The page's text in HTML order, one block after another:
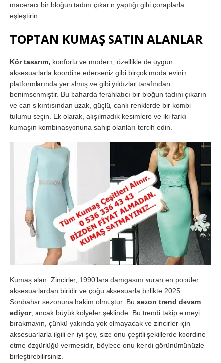
maceracı bir bloğun tadını çıkarın yaptığı gibi çoraplarla
eşleştirin.
TOPTAN KUMAŞ SATIN ALANLAR
Kör tasarım, konforlu ve modern, özellikle de uygun
aksesuarlarla koordine ederseniz gibi birçok moda evinin
platformlarında yer almış ve gibi yıldızlar tarafından
benimsenmiştir. Bu baharda ferahlatıcı bir bloğun tadını çıkarın
ve can sıkıntısından uzak, güçlü, canlı renklerde bir kombi
tulumu seçin. Ek olarak, alışılmadık kesimlere ve iki farklı
kumaşın kombinasyonuna sahip olanları tercih edin.
Kumaş alan. Zincirler, 1990’lara damgasını vuran en popüler
aksesuarlardan biridir ve çoğu aksesuarla birlikte 2025
Sonbahar sezonuna hakim olmuştur. Bu sezon trend devam
ediyor, ancak büyük kolyeler şeklinde. Bu trendi takip etmeyi
bırakmayın, çünkü yakında yok olmayacak ve zincirler için
aksesuarlarla ilgili en iyi şey, size onu çeşitli şekillerde koordine
etme özgürlüğü vermesidir, böylece onu kendi görünümünüzle
birleştirebilirsiniz.